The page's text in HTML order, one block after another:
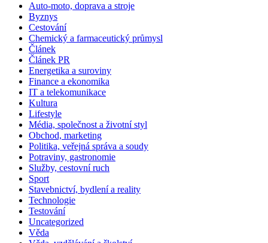
Auto-moto, doprava a stroje
Byznys
Cestování
Chemický a farmaceutický průmysl
Článek
Článek PR
Energetika a suroviny
Finance a ekonomika
IT a telekomunikace
Kultura
Lifestyle
Média, společnost a životní styl
Obchod, marketing
Politika, veřejná správa a soudy
Potraviny, gastronomie
Služby, cestovní ruch
Sport
Stavebnictví, bydlení a reality
Technologie
Testování
Uncategorized
Věda